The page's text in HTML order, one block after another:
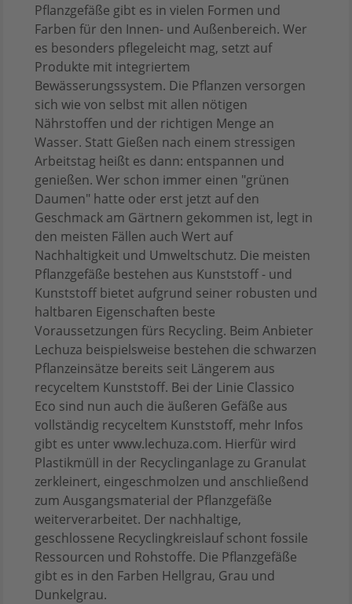
Pflanzgefäße gibt es in vielen Formen und
Farben für den Innen- und Außenbereich. Wer
es besonders pflegeleicht mag, setzt auf
Produkte mit integriertem
Bewässerungssystem. Die Pflanzen versorgen
sich wie von selbst mit allen nötigen
Nährstoffen und der richtigen Menge an
Wasser. Statt Gießen nach einem stressigen
Arbeitstag heißt es dann: entspannen und
genießen. Wer schon immer einen "grünen
Daumen" hatte oder erst jetzt auf den
Geschmack am Gärtnern gekommen ist, legt in
den meisten Fällen auch Wert auf
Nachhaltigkeit und Umweltschutz. Die meisten
Pflanzgefäße bestehen aus Kunststoff - und
Kunststoff bietet aufgrund seiner robusten und
haltbaren Eigenschaften beste
Voraussetzungen fürs Recycling. Beim Anbieter
Lechuza beispielsweise bestehen die schwarzen
Pflanzeinsätze bereits seit Längerem aus
recyceltem Kunststoff. Bei der Linie Classico
Eco sind nun auch die äußeren Gefäße aus
vollständig recyceltem Kunststoff, mehr Infos
gibt es unter www.lechuza.com. Hierfür wird
Plastikmüll in der Recyclinganlage zu Granulat
zerkleinert, eingeschmolzen und anschließend
zum Ausgangsmaterial der Pflanzgefäße
weiterverarbeitet. Der nachhaltige,
geschlossene Recyclingkreislauf schont fossile
Ressourcen und Rohstoffe. Die Pflanzgefäße
gibt es in den Farben Hellgrau, Grau und
Dunkelgrau.